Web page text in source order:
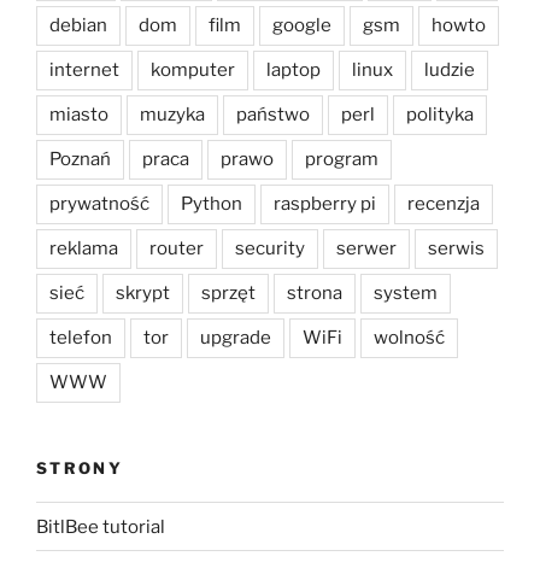
debian dom film google gsm howto
internet komputer laptop linux ludzie
miasto muzyka państwo perl polityka
Poznań praca prawo program
prywatność Python raspberry pi recenzja
reklama router security serwer serwis
sieć skrypt sprzęt strona system
telefon tor upgrade WiFi wolność
WWW
STRONY
BitlBee tutorial